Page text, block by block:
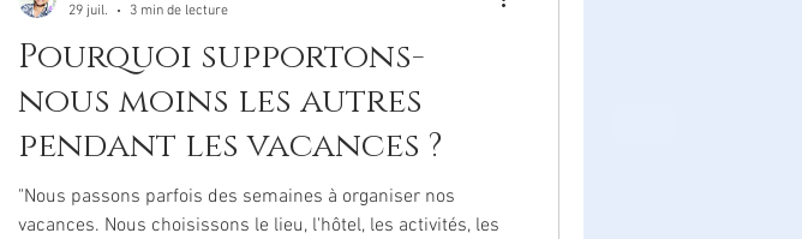
CONFIANCE Douleur
Pourquoi supportons-
nous moins les autres
pendant les vacances ?
"Nous passons parfois des semaines à organiser nos
vacances. Nous choisissons le lieu, l'hôtel, les activités, les
29 juil.
3 min de lecture